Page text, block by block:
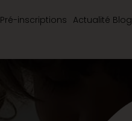
Pré-inscriptions Actualité Blog